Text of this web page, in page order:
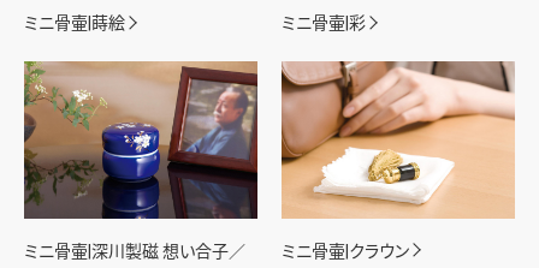
ミニ骨壷|蒔絵 ミニ骨壷|彩
ミニ骨壷|深川製磁 想い合子／
ミニ骨壷|クラウン